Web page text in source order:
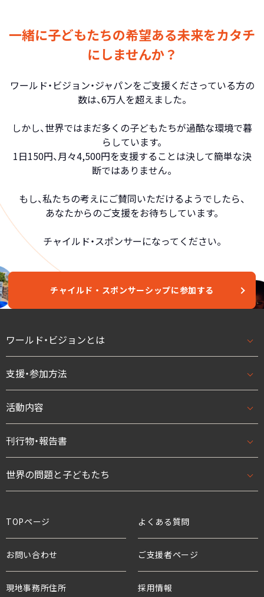
一緒に子どもたちの希望ある未来をカタチ
にしませんか？
ワールド・ビジョン・ジャパンをご支援くださっている方の
数は、6万人を超えました。
しかし、世界ではまだ多くの子どもたちが過酷な環境で暮
らしています。
1日150円、月々4,500円を支援することは決して簡単な決
断ではありません。
もし、私たちの考えにご賛同いただけるようでしたら、
あなたからのご支援をお待ちしています。
チャイルド・スポンサーになってください。
チャイルド・スポンサーシップに参加する
ワールド・ビジョンとは
ワールド・ビジョンとはトップ
基本理念・ビジョン/ミッション
団体概要・アクセス
スタッフ紹介
役員・親善大使
支援企業・団体
ワールド・ビジョンの歴史
支援・参加方法
支援・参加方法トップ
はじめての方へ
法人として
ボランティアとして
チャイルド・スポンサーシップ
プロジェクト・サポーター
活動内容
活動内容トップ
開発援助活動
国連等との連携
刊行物・報告書
刊行物・報告書トップ
世界の問題と子どもたち
貧困と世界の子どもたち
教育と子どもたち
TOPページ よくある質問
お問い合わせ ご支援者ページ
現地事務所住所 採用情報